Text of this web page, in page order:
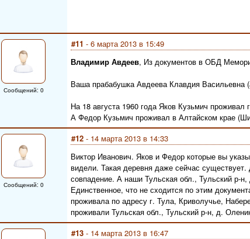
Сообщений: 0
#11 - 6 марта 2013 в 15:49
Владимир Авдеев, Из документов в ОБД
Ваша прабабушка Авдеева Клавдия Васильевна
На 18 августа 1960 года Яков Кузьмич
А Федор Кузьмич проживал в Алтайском крае
Сообщений: 0
#12 - 14 марта 2013 в 14:33
Виктор Иванович. Яков и Федор которые вы
видели. Такая деревня даже сейчас
совпадение. А наши Тульская обл., Тульский р-
Единственное, что не сходится по этим
проживала по адресу г. Тула, Криволучье,
проживали Тульская обл., Тульский р-н, д.
#13 - 14 марта 2013 в 16:47